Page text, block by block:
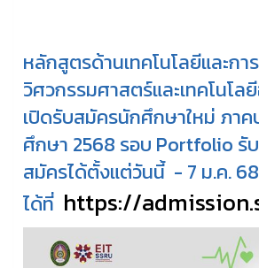
หลักสูตรด้านเทคโนโลยีและก
วิศวกรรมศาสตร์และเทคโนโล
เปิดรับสมัครนักศึกษาใหม่ ภา
ศึกษา 2568 รอบ Portfolio รั
สมัครได้ตั้งแต่วันนี้ - 7 ม.ค.
ได้ที่ https://